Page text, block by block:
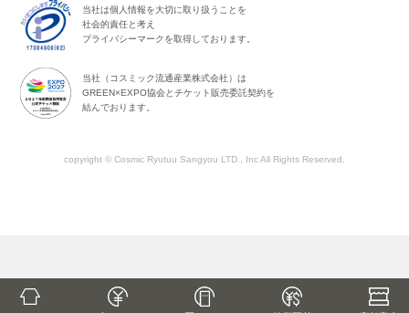
当社は個人情報を大切に取り扱うことを
社会的責任と考え
プライバシーマークを取得しております。
当社（コスミック流通産業株式会社）は
GREEN×EXPO協会とチケット販売委託契約を
結んでおります。
copyright © Cosmic Ryutuu Sangyou LTD., Inc All Rights Reserved.